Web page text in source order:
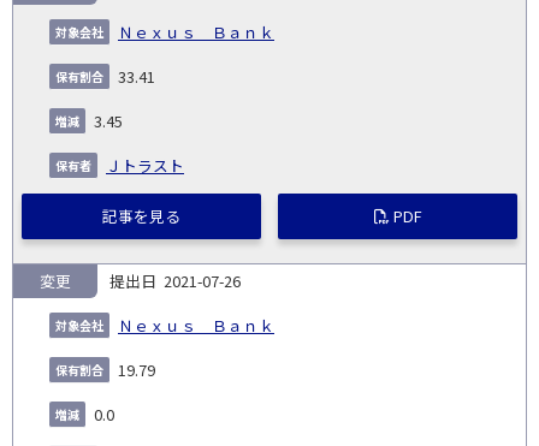
Ｎｅｘｕｓ Ｂａｎｋ
33.41
3.45
Ｊトラスト
記事を見る PDF
2021-07-26
Ｎｅｘｕｓ Ｂａｎｋ
変更
19.79
0.0